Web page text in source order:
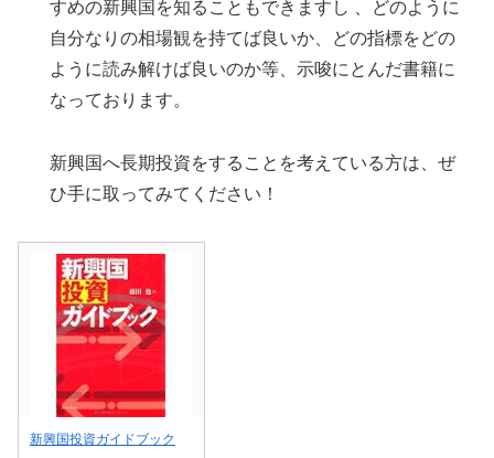
すめの新興国を知ることもできますし 、どのように
自分なりの相場観を持てば良いか、どの指標をどの
ように読み解けば良いのか等、示唆にとんだ書籍に
なっております。
新興国へ長期投資をすることを考えている方は、ぜ
ひ手に取ってみてください！
新興国投資ガイドブック